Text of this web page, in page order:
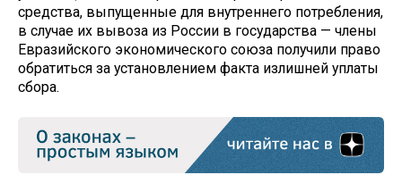
средства, выпущенные для внутреннего потребления,
в случае их вывоза из России в государства — члены
Евразийского экономического союза получили право
обратиться за установлением факта излишней уплаты
сбора.